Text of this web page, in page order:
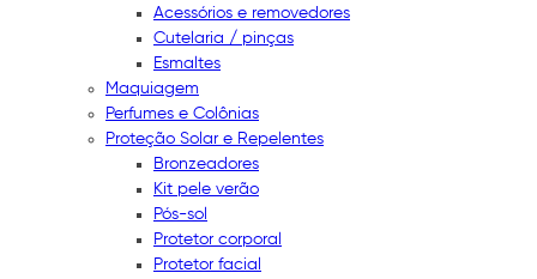
Acessórios e removedores
Cutelaria / pinças
Esmaltes
Maquiagem
Perfumes e Colônias
Proteção Solar e Repelentes
Bronzeadores
Kit pele verão
Pós-sol
Protetor corporal
Protetor facial